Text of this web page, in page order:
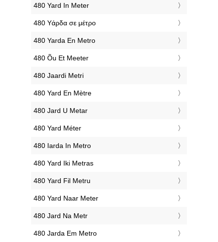
‎480 Yard In Meter
‎480 Υάρδα σε μέτρο
‎480 Yarda En Metro
‎480 Õu Et Meeter
‎480 Jaardi Metri
‎480 Yard En Mètre
‎480 Jard U Metar
‎480 Yard Méter
‎480 Iarda In Metro
‎480 Yard Iki Metras
‎480 Yard Fil Metru
‎480 Yard Naar Meter
‎480 Jard Na Metr
‎480 Jarda Em Metro